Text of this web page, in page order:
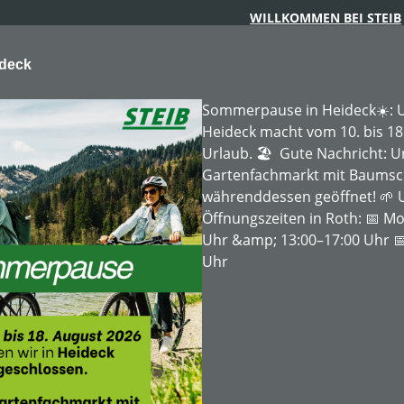
WILLKOMMEN BEI STEIB
FORSTTECHNIK BAUMSCHULE
gefunden.
Sommerpause in Heideck☀️:
Heideck macht vom 10. bis
Urlaub. 🏖️ Gute Nachricht:
Gartenfachmarkt mit
währenddessen geöffnet! 🌱
Öffnungszeiten in Roth: 📅
Uhr &amp; 13:00–17:00 Uhr
Uhr